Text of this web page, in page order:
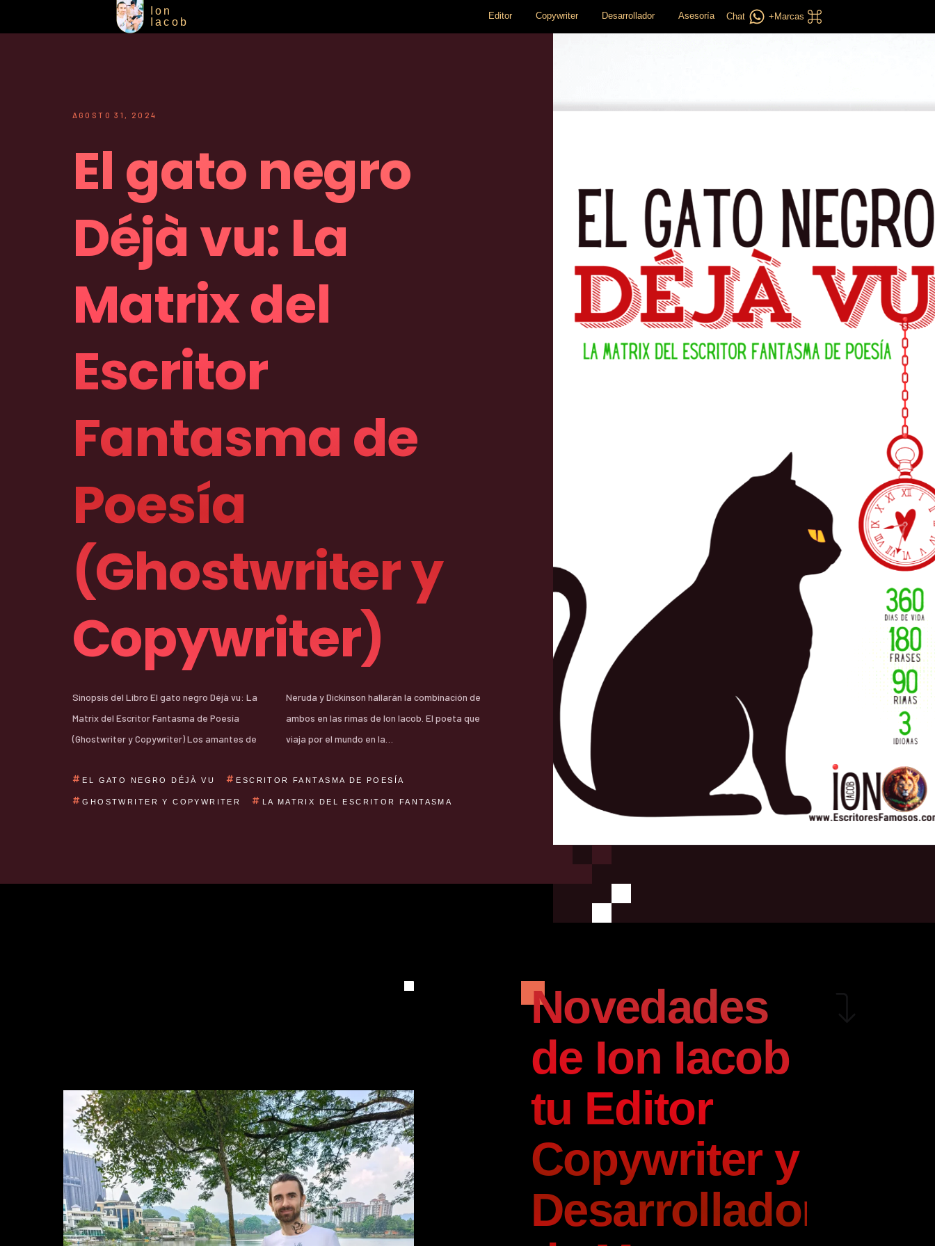
Ion
Iacob
Editor Copywriter Desarrollador Asesoría Chat +Marcas
AGOSTO 31, 2024
El gato negro
Déjà vu: La
Matrix del
Escritor
Fantasma de
Poesía
(Ghostwriter y
Copywriter)
Sinopsis del Libro El gato negro Déjà vu: La
Matrix del Escritor Fantasma de Poesía
(Ghostwriter y Copywriter) Los amantes de
Neruda y Dickinson hallarán la combinación de
ambos en las rimas de Ion Iacob. El poeta que
viaja por el mundo en la…
EL GATO NEGRO DÉJÀ VU ESCRITOR FANTASMA DE POESÍA
GHOSTWRITER Y COPYWRITER LA MATRIX DEL ESCRITOR FANTASMA
Novedades
de Ion Iacob
tu Editor
Copywriter y
Desarrollador